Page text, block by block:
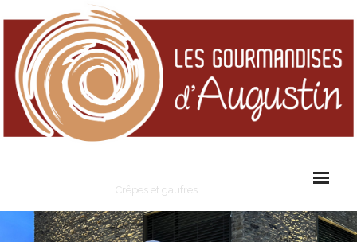
Crêpes et gaufres
Cart (0Items)